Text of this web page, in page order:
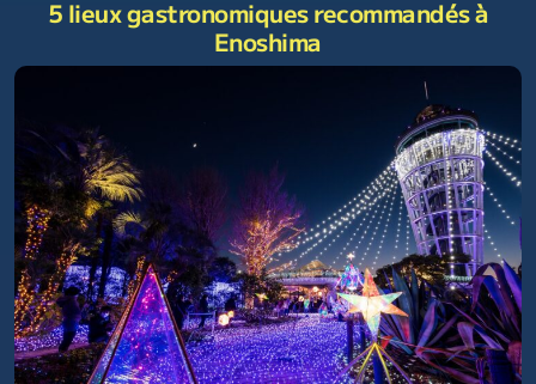
5 lieux gastronomiques recommandés à
Enoshima